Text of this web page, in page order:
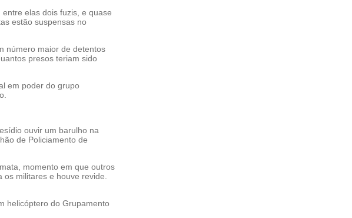
elas dois fuzis, e quase
estão suspensas no
número maior de detentos
presos teriam sido
em poder do grupo
ouvir um barulho na
de Policiamento de
momento em que outros
militares e houve revide.
helicóptero do Grupamento